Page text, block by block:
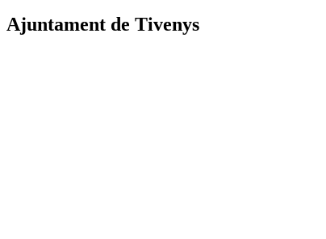
Ajuntament de Tivenys